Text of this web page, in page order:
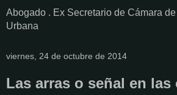
Abogado . Ex Secretario de Cámara
Urbana
viernes, 24 de octubre de 2014
Las arras o señal en las